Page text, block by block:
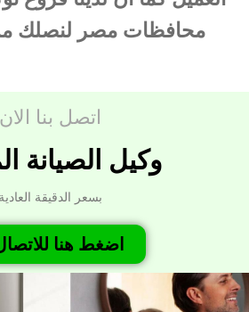
محافظات مصر لنصلك
اتصل بنا الان
وكيل الصيانة
بسعر الدقيقة العادية
اضغط هنا